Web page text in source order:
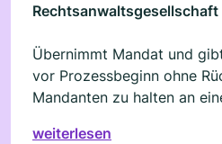
Rechtsanwaltsgesellschaft
Übernimmt Mandat und
vor Prozessbeginn ohne
Mandanten zu halten an
weiterlesen